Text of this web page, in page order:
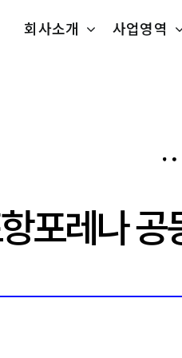
회사소개 사업영역
포레나